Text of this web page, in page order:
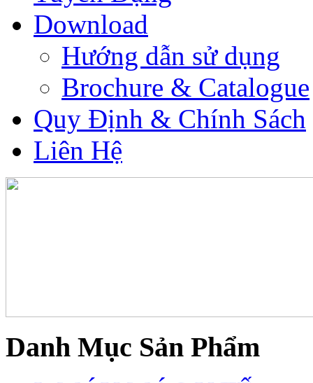
Download
Hướng dẫn sử dụng
Brochure & Catalogue
Quy Định & Chính Sách
Liên Hệ
Danh Mục Sản Phẩm